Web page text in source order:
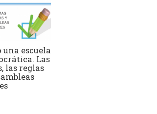
una escuela
Las
las reglas